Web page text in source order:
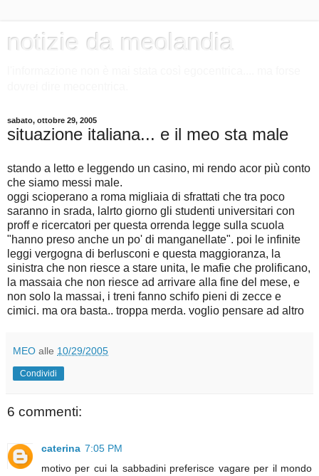
notizie da meolandia
sabato, ottobre 29, 2005
situazione italiana... e il meo sta male
stando a letto e leggendo un casino, mi rendo acor più conto
che siamo messi male.
oggi scioperano a roma migliaia di sfrattati che tra poco
saranno in srada, lalrto giorno gli studenti universitari con
proff e ricercatori per questa orrenda legge sulla scuola
"hanno preso anche un po' di manganellate". poi le infinite
leggi vergogna di berlusconi e questa maggioranza, la
sinistra che non riesce a stare unita, le mafie che prolificano,
la massaia che non riesce ad arrivare alla fine del mese, e
non solo la massai, i treni fanno schifo pieni di zecce e
cimici. ma ora basta.. troppa merda. voglio pensare ad altro
MEO alle 10/29/2005
Condividi
6 commenti:
caterina 7:05 PM
motivo per cui la sabbadini preferisce vagare per il mondo